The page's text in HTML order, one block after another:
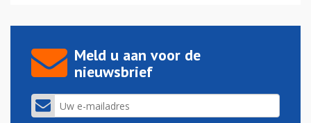
Meld u aan voor de
nieuwsbrief